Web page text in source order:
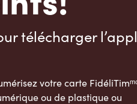
télécharger
votre carte
ou de plastique ou